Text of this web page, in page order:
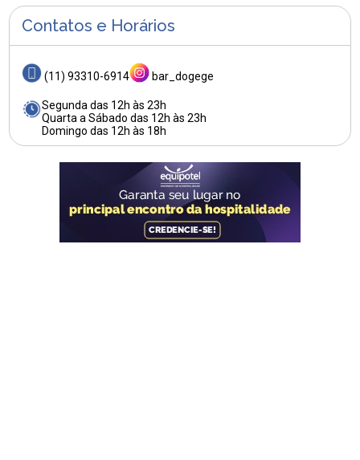
Contatos e Horários
(11) 93310-6914 bar_dogege
Segunda das 12h às 23h
Quarta a Sábado das 12h às 23h
Domingo das 12h às 18h